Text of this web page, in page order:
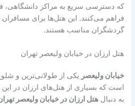
که دسترسی سریع به مراکز دانشگاهی،
فراهم می‌کنند. این هتل‌ها برای
گردشگران مناسب هستند.
هتل ارزان در خیابان ولیعصر تهران
خیابان ولیعصر یکی از طولانی‌ترین و
است که بسیاری از هتل‌های ارزان در این
به دنبالهتل ارزان در خیابان ولیعصر